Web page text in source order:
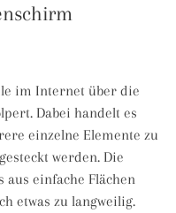
im Internet über die
Dabei handelt es
einzelne Elemente zu
werden. Die
aus einfache Flächen
etwas zu langweilig.